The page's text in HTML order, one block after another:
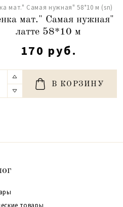
мат." Самая нужная" 58*10 м (sn)
мат." Самая нужная"
латте 58*10 м
170 руб.
В КОРЗИНУ
товары